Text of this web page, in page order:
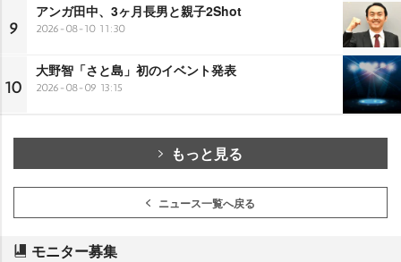
9
アンガ田中、3ヶ月長男と親子2Shot
2026-08-10 11:30
10
大野智「さと島」初のイベント発表
2026-08-09 13:15
もっと見る
ニュース一覧へ戻る
モニター募集